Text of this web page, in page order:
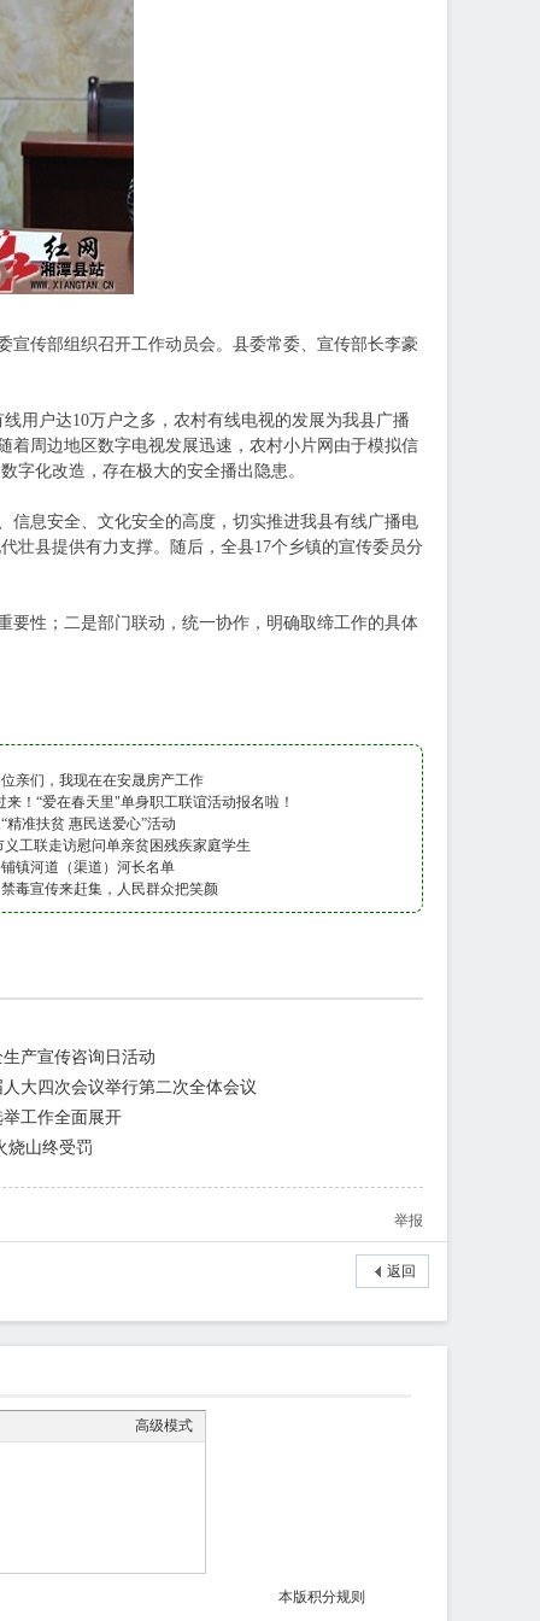
宣传部组织召开工作动员会。县委常委、宣传部长李豪
户达10万户之多，农村有线电视的发展为我县广播
着周边地区数字电视发展迅速，农村小片网由于模拟信
字化改造，存在极大的安全播出隐患。
息安全、文化安全的高度，切实推进我县有线广播电
壮县提供有力支撑。随后，全县17个乡镇的宣传委员分
性；二是部门联动，统一协作，明确取缔工作的具体
亲们，我现在在安晟房产工作
来！“爱在春天里"单身职工联谊活动报名啦！
精准扶贫 惠民送爱心”活动
义工联走访慰问单亲贫困残疾家庭学生
镇河道（渠道）河长名单
毒宣传来赶集，人民群众把笑颜
产宣传咨询日活动
大四次会议举行第二次全体会议
工作全面展开
烧山终受罚
举报
返回
高级模式
本版积分规则